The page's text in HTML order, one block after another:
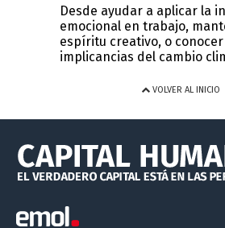
Desde ayudar a aplicar la
emocional en trabajo,
espíritu creativo, o conocer
implicancias del cambio
VOLVER AL INICIO